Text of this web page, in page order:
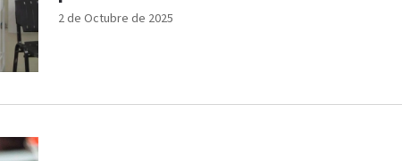
2 de Octubre de 2025